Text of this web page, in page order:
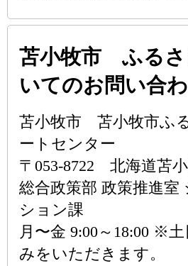
苫小牧市 ふるさ
いてのお問い合
苫小牧市 苫小牧市ふ
ートセンター
〒053-8722 北海道苫
総合政策部 政策推進室
ション課
月〜金 9:00～18:00 ※
みをいただきます。